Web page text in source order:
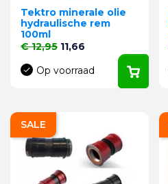
Tektro minerale olie
hydraulische rem
100ml
Normale prijs
€ 12,95 Prijs
11,66
Op voorraad
SALE